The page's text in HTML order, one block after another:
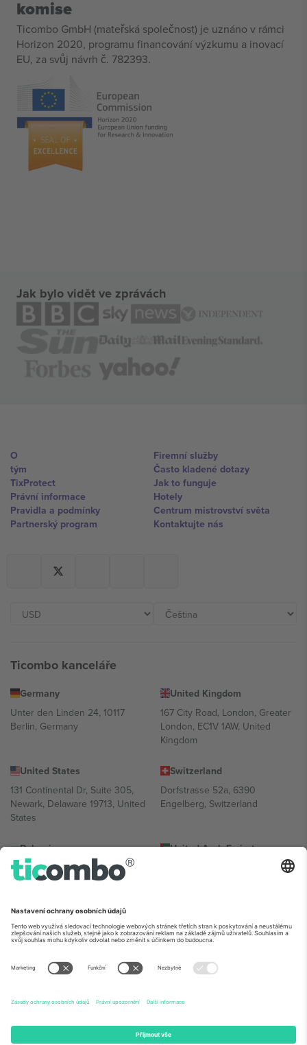
komise
Ticombo GmbH (mateřská společnost) je uznáno v rámci
Horizon 2020, programu financování výzkumu a inovací
EU, za svůj návrh č. 782393.
Jak bylo vidět ve zprávách
O
tým
TixProtect
Právní informace
Pravidla a podmínky
Partnerský program
Firemní služby
Často kladené dotazy
Jak to funguje
Hotely
Centrum mistrovství světa
Kontaktujte nás
Ticombo kanceláře
Germany
Unter den Linden 24, 10117
Berlin, Germany
United Kingdom
167 City Road, London, Greater
London, EC1V 1AW, United
Kingdom
United States
131 Continental Dr, Suite 305,
Newark, Delaware 19713, United
States
Switzerland
Dorfstrasse 52a, 6390
Engelberg, Switzerland
Bulgaria
Regus Sofia City West, bul
Totleben 53-55, 1606 Sofia,
United Arab Emirates
UAE Dubai Silicon Oasis, DDP
Mexico
Av Chapultepec 360, Roma
Norte, Cuauhtémoc, 06700
Ciudad de México, CDMX,
lokalitě, události a/nebo doméně. Podrobnosti najdete na konkrétní
stránce události,
Právní informaceaPodmínky.